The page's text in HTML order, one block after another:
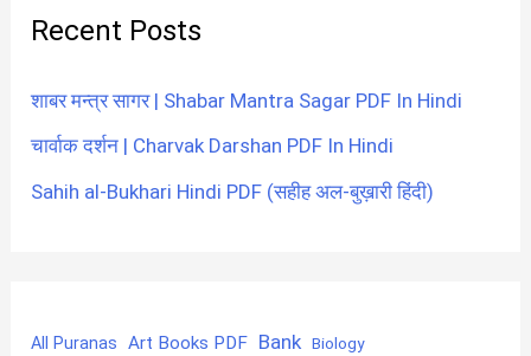
Recent Posts
शाबर मन्त्र सागर | Shabar Mantra Sagar PDF In Hindi
चार्वाक दर्शन | Charvak Darshan PDF In Hindi
Sahih al-Bukhari Hindi PDF (सहीह अल-बुख़ारी हिंदी)
All Puranas Art Books PDF Bank Biology